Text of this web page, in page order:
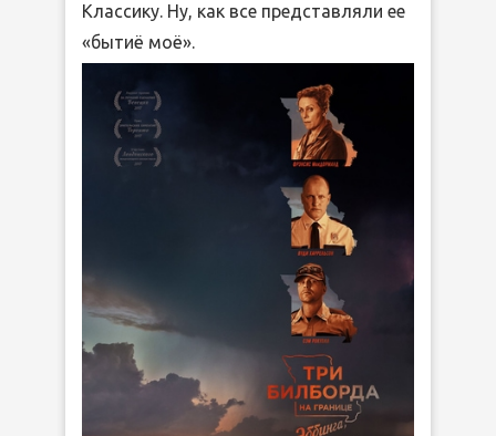
Классику. Ну, как все представляли ее
«бытиё моё».